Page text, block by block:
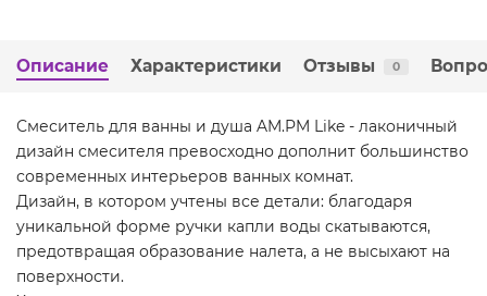
Описание Характеристики Отзывы 0
Смеситель для ванны и душа AM.PM Like - лаконичный
дизайн смесителя превосходно дополнит большинство
современных интерьеров ванных комнат.
Дизайн, в котором учтены все детали: благодаря
уникальной форме ручки капли воды скатываются,
предотвращая образование налета, а не высыхают на
поверхности.